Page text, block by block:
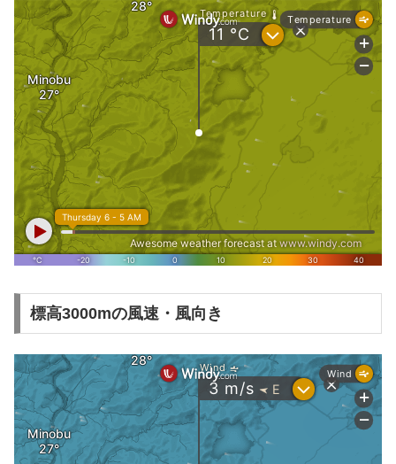
標高3000mの風速・風向き